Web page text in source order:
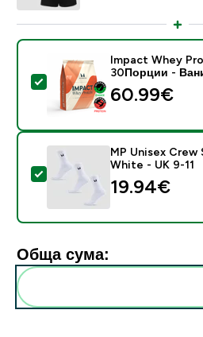
Select this product -
Impact Whey
30Порции -
60.99€‎
Select this product - MP
MP Unisex Crew
White - UK 9-11
19.94€‎
Обща сума: